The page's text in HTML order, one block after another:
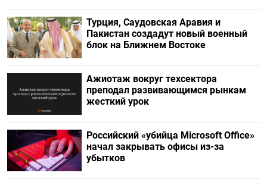
Турция, Саудовская Аравия и
Пакистан создадут новый военный
блок на Ближнем Востоке
Ажиотаж вокруг техсектора
преподал развивающимся рынкам
жесткий урок
Российский «убийца Microsoft Office»
начал закрывать офисы из-за
убытков